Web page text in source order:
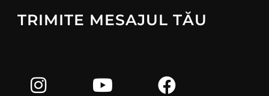
TRIMITE MESAJUL TĂU